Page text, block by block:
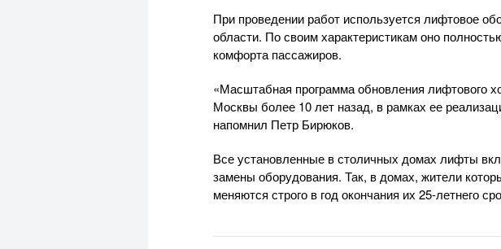
При проведении работ используется лифтовое
области. По своим характеристикам оно
комфорта пассажиров.
«Масштабная программа обновления лифтового
Москвы более 10 лет назад, в рамках ее
напомнил Петр Бирюков.
Все установленные в столичных домах лифты
замены оборудования. Так, в домах, жители
меняются строго в год окончания их 25-летнего